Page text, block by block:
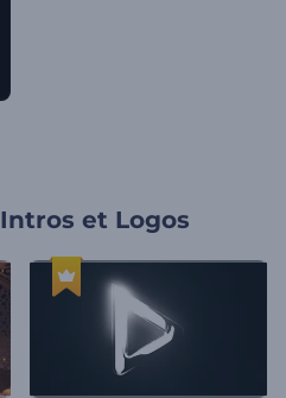
Intros et Logos